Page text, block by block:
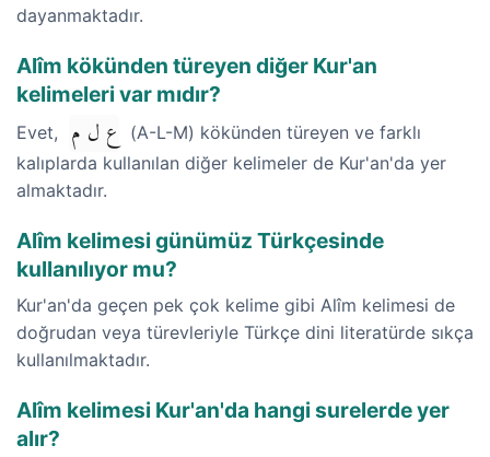
dayanmaktadır.
Alîm kökünden türeyen diğer Kur'an
kelimeleri var mıdır?
Evet, ع ل م
(A-L-M) kökünden türeyen ve farklı
kalıplarda kullanılan diğer kelimeler de Kur'an'da yer
almaktadır.
Alîm kelimesi günümüz Türkçesinde
kullanılıyor mu?
Kur'an'da geçen pek çok kelime gibi Alîm kelimesi de
doğrudan veya türevleriyle Türkçe dini literatürde sıkça
kullanılmaktadır.
Alîm kelimesi Kur'an'da hangi surelerde yer
alır?